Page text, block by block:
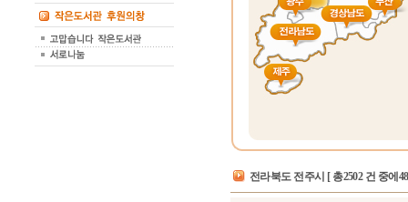
전라북도 전주시 [ 총2502 건 중에